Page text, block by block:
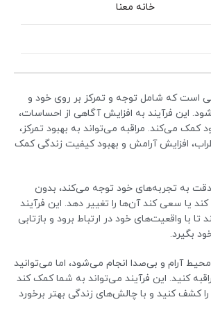
خانه معنا
است که شامل توجه و تمرکز بر روی خود و
این فرآیند به افزایش آگاهی از احساسات،
کمک می‌کند. مراقبه می‌تواند به بهبود تمرکز،
افزایش آرامش و بهبود کیفیت زندگی کمک
به تجربه‌های خود توجه می‌کند، بدون
یا سعی کند آن‌ها را تغییر دهد. این فرآیند
واقعیت‌های خود در ارتباط برود و بازتابی
بگیرد.
آرام و بی‌صدا انجام می‌شود، اما می‌توانید
کنید. این فرآیند می‌تواند به شما کمک کند
کشف کنید و با چالش‌های زندگی بهتر برخورد